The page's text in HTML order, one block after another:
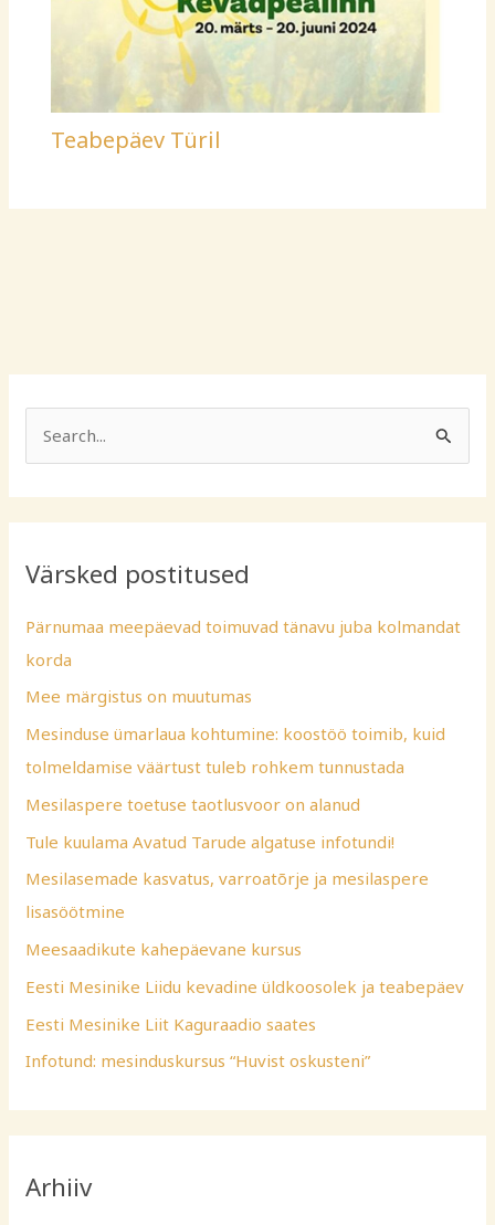
Teabepäev Türil
c
f
o
r
:
Värsked postitused
Pärnumaa meepäevad toimuvad tänavu juba kolmandat
korda
Mee märgistus on muutumas
Mesinduse ümarlaua kohtumine: koostöö toimib, kuid
tolmeldamise väärtust tuleb rohkem tunnustada
Mesilaspere toetuse taotlusvoor on alanud
Tule kuulama Avatud Tarude algatuse infotundi!
Mesilasemade kasvatus, varroatõrje ja mesilaspere
lisasöötmine
Meesaadikute kahepäevane kursus
Eesti Mesinike Liidu kevadine üldkoosolek ja teabepäev
Eesti Mesinike Liit Kaguraadio saates
Infotund: mesinduskursus “Huvist oskusteni”
Arhiiv